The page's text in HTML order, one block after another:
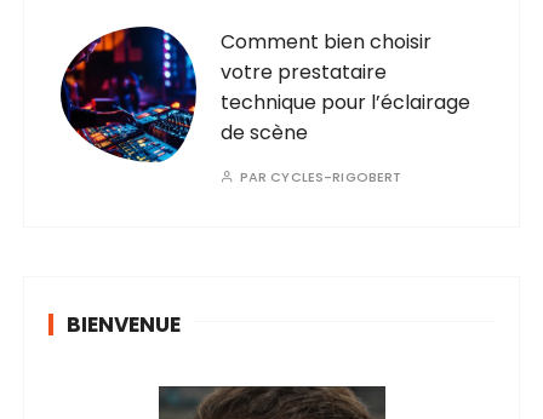
Comment bien choisir
votre prestataire
technique pour l’éclairage
de scène
PAR CYCLES-RIGOBERT
BIENVENUE